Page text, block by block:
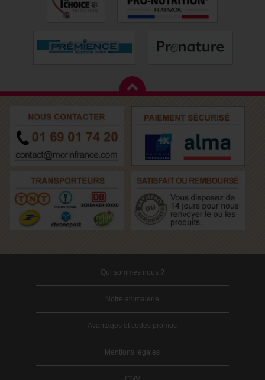
Qui sommes nous ?
Notre animalerie
Avantages et codes promos
Mentions légales